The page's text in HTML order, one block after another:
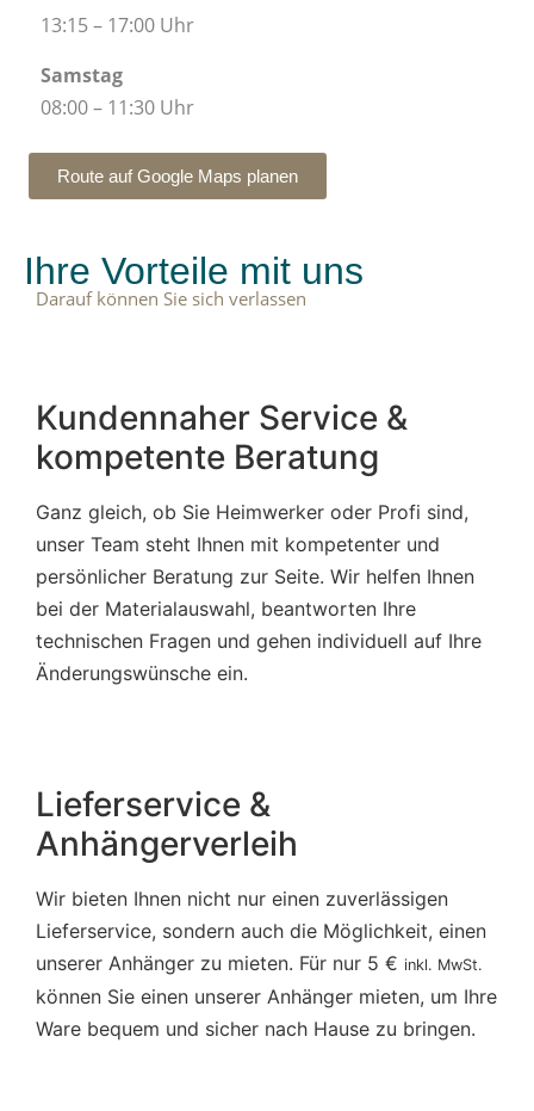
13:15 – 17:00 Uhr
Samstag
08:00 – 11:30 Uhr
Route auf Google Maps planen
Ihre Vorteile mit uns
Darauf können Sie sich verlassen
Kundennaher Service &
kompetente Beratung
Ganz gleich, ob Sie Heimwerker oder Profi sind,
unser Team steht Ihnen mit kompetenter und
persönlicher Beratung zur Seite. Wir helfen Ihnen
bei der Materialauswahl, beantworten Ihre
technischen Fragen und gehen individuell auf Ihre
Änderungswünsche ein.
Lieferservice &
Anhängerverleih
Wir bieten Ihnen nicht nur einen zuverlässigen
Lieferservice, sondern auch die Möglichkeit, einen
unserer Anhänger zu mieten. Für nur 5 € inkl. MwSt.
können Sie einen unserer Anhänger mieten, um Ihre
Ware bequem und sicher nach Hause zu bringen.